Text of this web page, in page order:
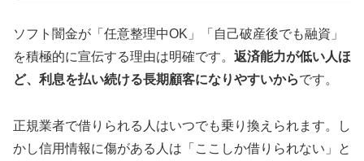
ソフト闇金が「任意整理中OK」「自己破産後でも融資」
を積極的に宣伝する理由は明確です。 返済能力が低い人ほ
ど、利息を払い続ける長期顧客になりやすいからです。
正規業者で借りられる人はいつでも乗り換えられます。し
かし信用情報に傷がある人は「ここしか借りられない」と